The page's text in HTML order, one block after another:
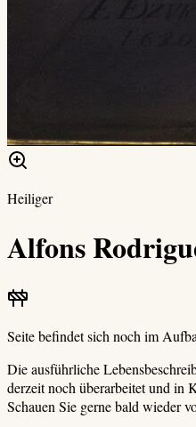
Heiliger
Alfons
Seite befindet sich noch im
Die ausführliche
derzeit noch überarbeitet und in
Schauen Sie gerne bald wieder